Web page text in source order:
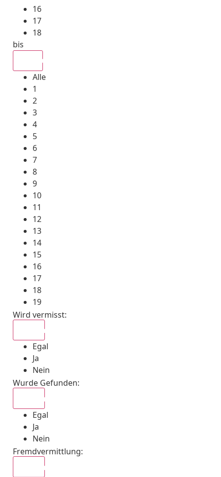
16
17
18
bis
Alle
1
2
3
4
5
6
7
8
9
10
11
12
13
14
15
16
17
18
19
Wird vermisst:
Egal
Ja
Nein
Wurde Gefunden:
Egal
Ja
Nein
Fremdvermittlung: